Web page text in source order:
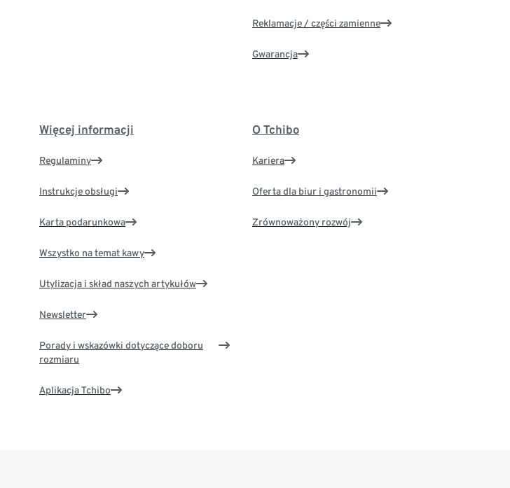
Reklamacje / części zamienne
Gwarancja
Więcej informacji
Regulaminy
Instrukcje obsługi
Karta podarunkowa
Wszystko na temat kawy
Utylizacja i skład naszych artykułów
Newsletter
Porady i wskazówki dotyczące doboru
rozmiaru
Aplikacja Tchibo
O Tchibo
Kariera
Oferta dla biur i gastronomii
Zrównoważony rozwój